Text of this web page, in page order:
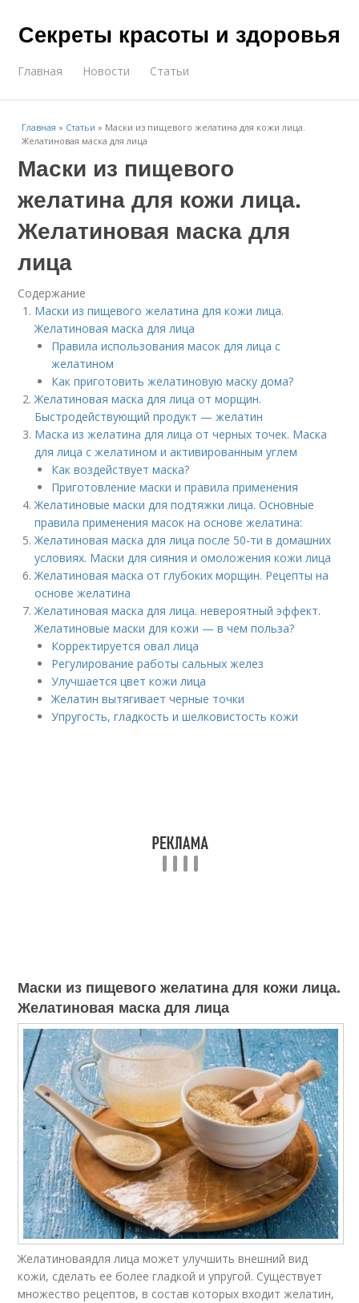
Секреты красоты и здоровья
Главная Новости Статьи
Главная » Статьи » Маски из пищевого желатина для кожи лица.
Желатиновая маска для лица
Маски из пищевого
желатина для кожи лица.
Желатиновая маска для
лица
Содержание
Маски из пищевого желатина для кожи лица.
Желатиновая маска для лица
Правила использования масок для лица с
желатином
Как приготовить желатиновую маску дома?
Желатиновая маска для лица от морщин.
Быстродействующий продукт — желатин
Маска из желатина для лица от черных точек. Маска
для лица с желатином и активированным углем
Как воздействует маска?
Приготовление маски и правила применения
Желатиновые маски для подтяжки лица. Основные
правила применения масок на основе желатина:
Желатиновая маска для лица после 50-ти в домашних
условиях. Маски для сияния и омоложения кожи лица
Желатиновая маска от глубоких морщин. Рецепты на
основе желатина
Желатиновая маска для лица. невероятный эффект.
Желатиновые маски для кожи — в чем польза?
Корректируется овал лица
Регулирование работы сальных желез
Улучшается цвет кожи лица
Желатин вытягивает черные точки
Упругость, гладкость и шелковистость кожи
Маски из пищевого желатина для кожи лица.
Желатиновая маска для лица
Желатиноваядля лица может улучшить внешний вид
кожи, сделать ее более гладкой и упругой. Существует
множество рецептов, в состав которых входит желатин,